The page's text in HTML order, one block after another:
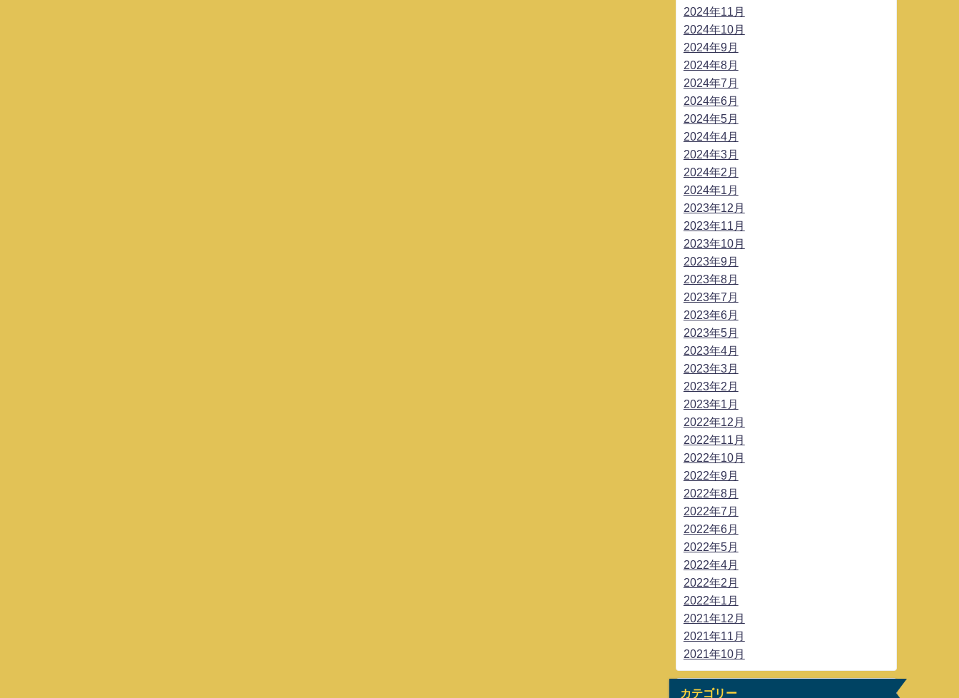
2024年11月
2024年10月
2024年9月
2024年8月
2024年7月
2024年6月
2024年5月
2024年4月
2024年3月
2024年2月
2024年1月
2023年12月
2023年11月
2023年10月
2023年9月
2023年8月
2023年7月
2023年6月
2023年5月
2023年4月
2023年3月
2023年2月
2023年1月
2022年12月
2022年11月
2022年10月
2022年9月
2022年8月
2022年7月
2022年6月
2022年5月
2022年4月
2022年2月
2022年1月
2021年12月
2021年11月
2021年10月
カテゴリー